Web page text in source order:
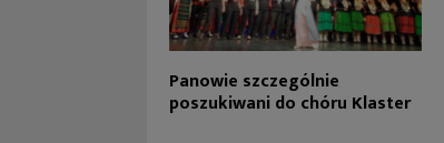
Panowie szczególnie
poszukiwani do chóru Klaster